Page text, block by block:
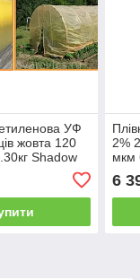
УФ
жовта 120
Shadow
2%
мкм
6